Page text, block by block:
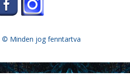
© Minden jog fenntartva